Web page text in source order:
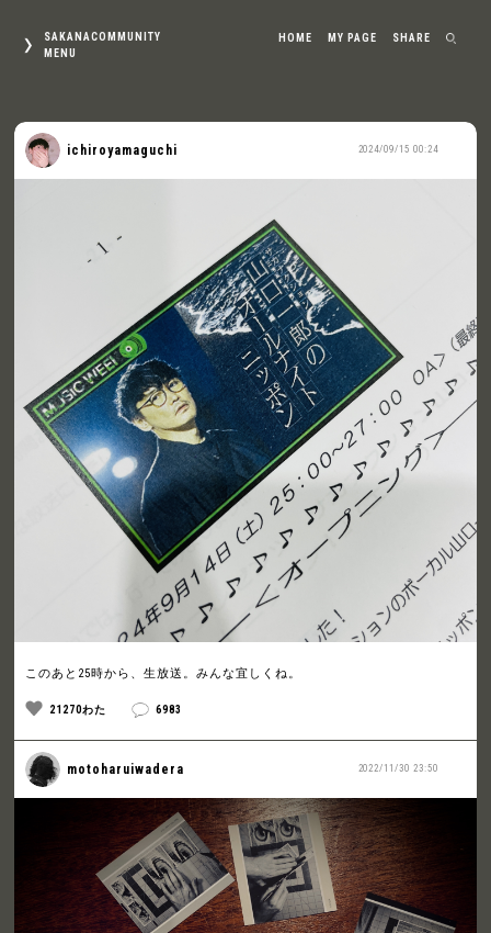
SAKANACOMMUNITY
MENU
HOME MY PAGE SHARE
2024/09/15 00:24
ichiroyamaguchi
このあと25時から、生放送。みんな宜しくね。
21270わた 6983
2022/11/30 23:50
motoharuiwadera